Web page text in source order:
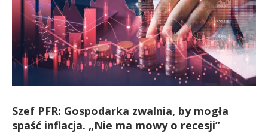
Szef PFR: Gospodarka zwalnia, by mogła
spaść inflacja. „Nie ma mowy o recesji”